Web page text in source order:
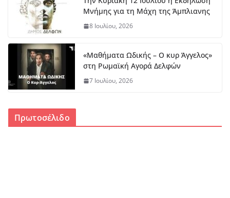
Μνήμης για τη Μάχη της Άμπλιανης
8 Ιουλίου, 2026
«Μαθήματα Ωδικής – Ο κυρ Άγγελος»
στη Ρωμαϊκή Αγορά Δελφών
7 Ιουλίου, 2026
Πρωτοσέλιδο